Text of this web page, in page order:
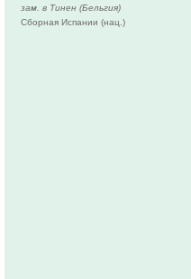
зам. в Тинен (Бельгия)
Сборная Испании (нац.)